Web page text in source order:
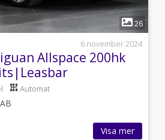
26
6 november 2024
Allspace 200hk
Automat
Visa mer